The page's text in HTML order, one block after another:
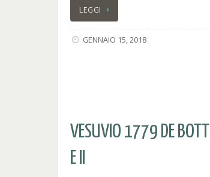
LEGGI
GENNAIO 15, 2018
VESUVIO 1779 DE
E II